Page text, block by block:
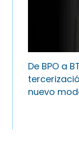
De BPO a
nuevo